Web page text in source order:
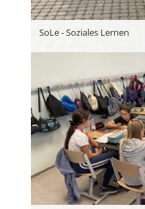
SoLe - Soziales Lernen